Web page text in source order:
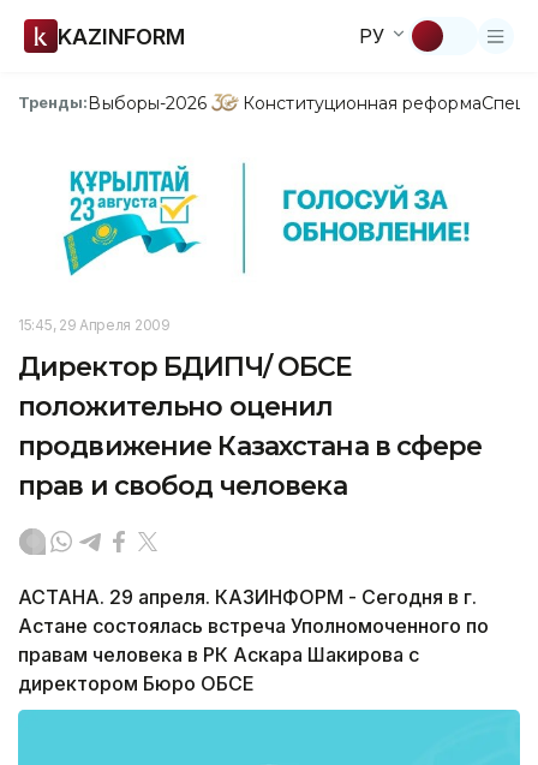
KAZINFORM РУ
Тренды:Выборы-2026 Конституционная реформа
15:45, 29 Апреля 2009
Директор БДИПЧ/ ОБСЕ
положительно оценил
продвижение Казахстана в сфере
прав и свобод человека
АСТАНА. 29 апреля. КАЗИНФОРМ - Сегодня в г.
Астане состоялась встреча Уполномоченного по
правам человека в РК Аскара Шакирова с
директором Бюро ОБСЕ